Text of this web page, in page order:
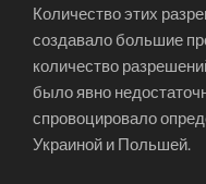
Количество этих
создавало большие
количество
было явно
спровоцировало
Украиной и Польшей.